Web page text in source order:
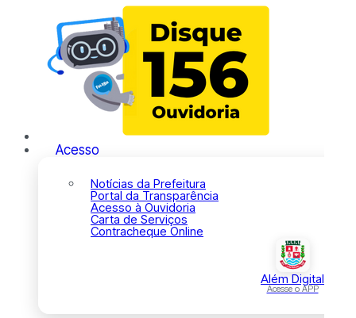
Acesso
Notícias da Prefeitura
Portal da Transparência
Acesso à Ouvidoria
Carta de Serviços
Contracheque Online
Além Digital
Acesse o APP